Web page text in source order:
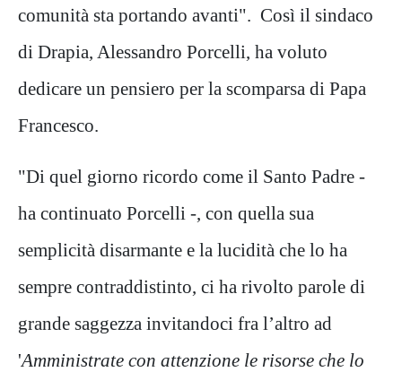
comunità sta portando avanti". Così il sindaco
di Drapia, Alessandro Porcelli, ha voluto
dedicare un pensiero per la scomparsa di Papa
Francesco.
"Di quel giorno ricordo come il Santo Padre -
ha continuato Porcelli -, con quella sua
semplicità disarmante e la lucidità che lo ha
sempre contraddistinto, ci ha rivolto parole di
grande saggezza invitandoci fra l’altro ad
'Amministrate con attenzione le risorse che lo